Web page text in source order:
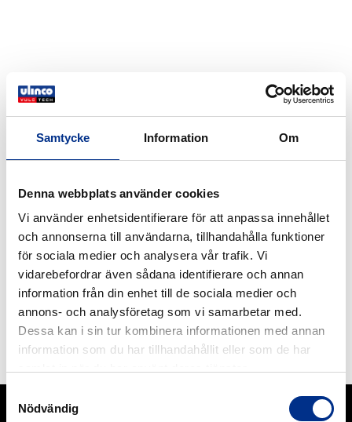
Samtycke Information Om
Denna webbplats använder cookies
Vi använder enhetsidentifierare för att anpassa innehållet
och annonserna till användarna, tillhandahålla funktioner
för sociala medier och analysera vår trafik. Vi
vidarebefordrar även sådana identifierare och annan
information från din enhet till de sociala medier och
annons- och analysföretag som vi samarbetar med.
Dessa kan i sin tur kombinera informationen med annan
information som du har tillhandahållit eller som de har
Nödvändig
REMACLEAN PUR-F4
REMACLEAN PUR-F4 A / PUR-F4 MONOBLOCK.
REMACLEAN PUR-F4 A.
Läs mer